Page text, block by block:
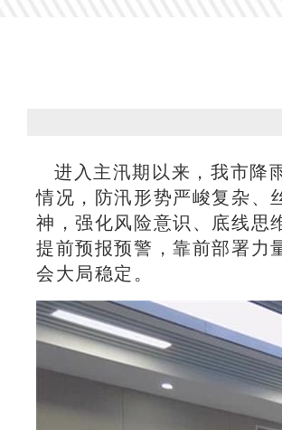
进入主汛期以来，我市降
情况，防汛形势严峻复杂、
神，强化风险意识、底线思
提前预报预警，靠前部署力
会大局稳定。